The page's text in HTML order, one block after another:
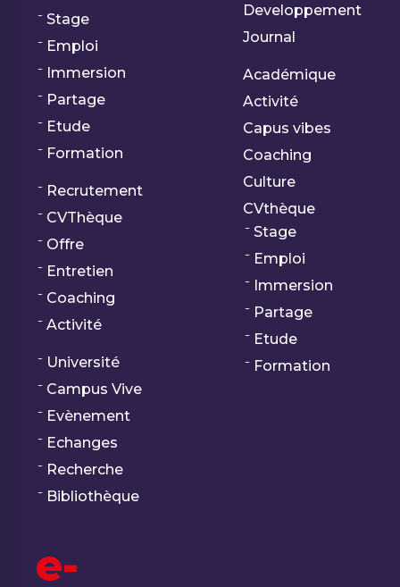
Stage
Emploi
Immersion
Partage
Etude
Formation
Recrutement
CVThèque
Offre
Entretien
Coaching
Activité
Université
Campus Vive
Evènement
Echanges
Recherche
Bibliothèque
e-
Developpement
Journal
Académique
Activité
Capus vibes
Coaching
Culture
CVthèque
Stage
Emploi
Immersion
Partage
Etude
Formation